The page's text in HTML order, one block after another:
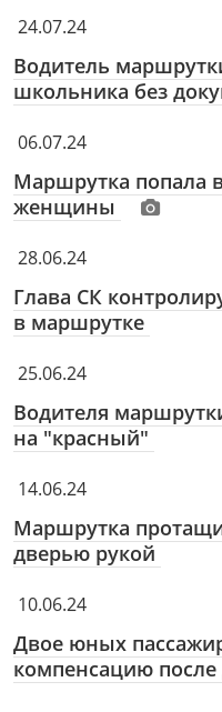
24.07.24
Водитель
школьника без
06.07.24
Маршрутка попала
женщины
28.06.24
Глава СК
в маршрутке
25.06.24
Водителя
на "красный"
14.06.24
Маршрутка
дверью рукой
10.06.24
Двое юных
компенсацию